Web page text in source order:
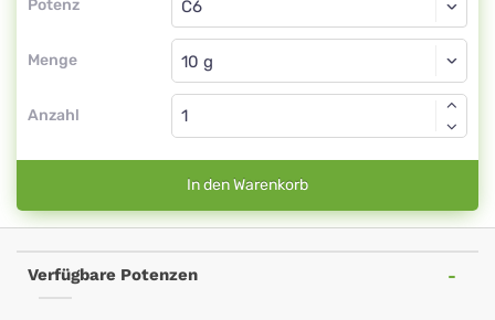
Potenz
C6
Menge
Globuli
Anzahl
In den Warenkorb
Verfügbare Potenzen